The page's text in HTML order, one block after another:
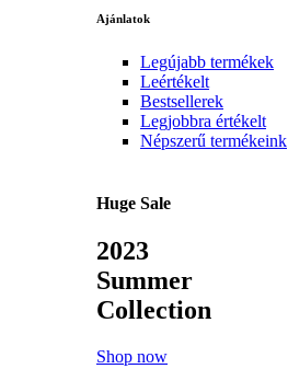
Ajánlatok
Legújabb termékek
Leértékelt
Bestsellerek
Legjobbra értékelt
Népszerű termékeink
Huge Sale
2023
Summer
Collection
Shop now